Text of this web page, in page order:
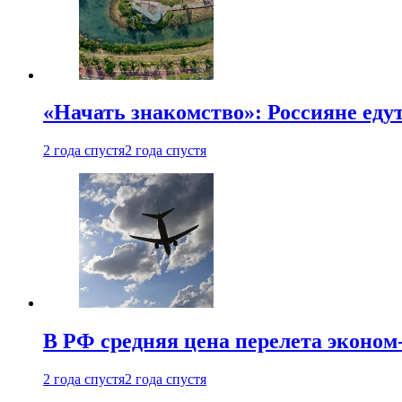
«Начать знакомство»: Россияне
2 года спустя2 года спустя
В РФ средняя цена перелета
2 года спустя2 года спустя